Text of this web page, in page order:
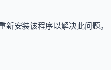
新安装该程序以解决此问题。